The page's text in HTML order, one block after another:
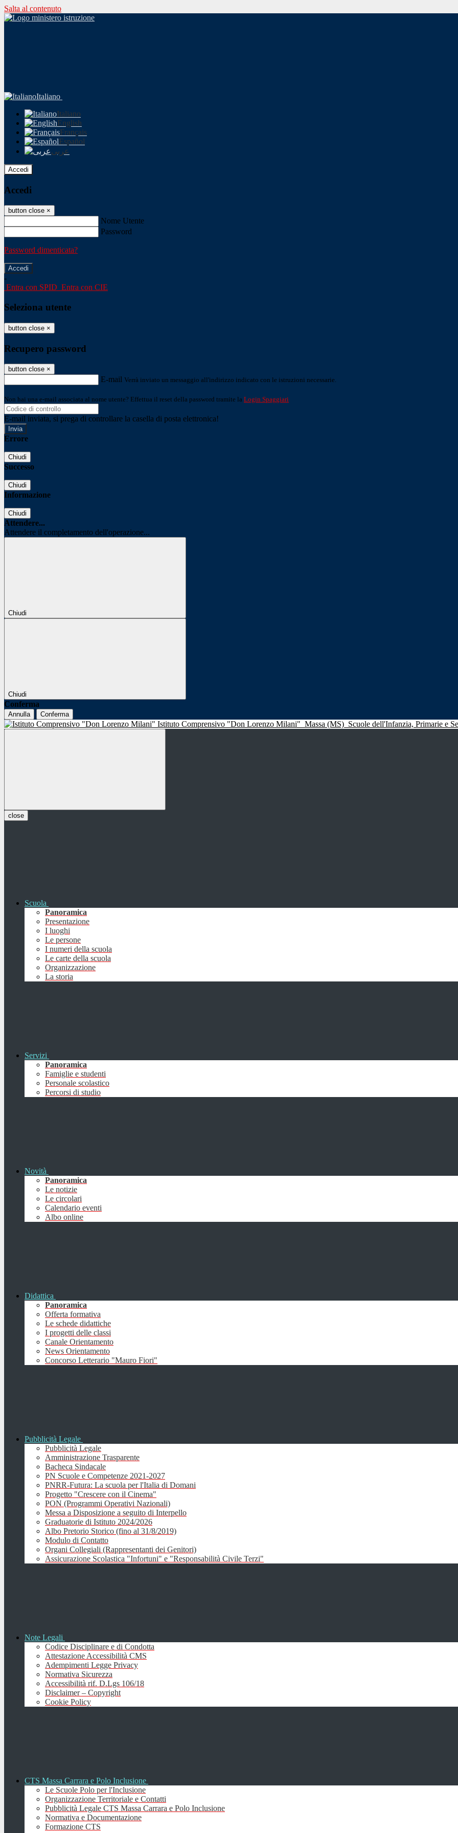
Salta al contenuto
Italiano
Italiano
English
Français
Español
عربى
Accedi
Accedi
button close ×
Nome Utente
Password
Password dimenticata?
-
Entra con SPID Entra con CIE
Seleziona utente
button close ×
Recupero password
button close ×
E-mail Verrà inviato un messaggio all'indirizzo indicato con le istruzioni necessarie.
Non hai una e-mail associata al nome utente? Effettua il reset della password tramite la Login Spaggiari
E-mail inviata, si prega di controllare la casella di posta elettronica!
Errore
Chiudi
Successo
Chiudi
Informazione
Chiudi
Attendere...
Attendere il completamento dell'operazione...
Chiudi
Chiudi
Conferma
Annulla Conferma
Istituto Comprensivo "Don Lorenzo Milani" Massa (MS) Scuole dell'Infanzia, Primarie e
close
Scuola
Panoramica
Presentazione
I luoghi
Le persone
I numeri della scuola
Le carte della scuola
Organizzazione
La storia
Servizi
Panoramica
Famiglie e studenti
Personale scolastico
Percorsi di studio
Novità
Panoramica
Le notizie
Le circolari
Calendario eventi
Albo online
Didattica
Panoramica
Offerta formativa
Le schede didattiche
I progetti delle classi
Canale Orientamento
News Orientamento
Concorso Letterario "Mauro Fiori"
Pubblicità Legale
Pubblicità Legale
Amministrazione Trasparente
Bacheca Sindacale
PN Scuole e Competenze 2021-2027
PNRR-Futura: La scuola per l'Italia di Domani
Progetto "Crescere con il Cinema"
PON (Programmi Operativi Nazionali)
Messa a Disposizione a seguito di Interpello
Graduatorie di Istituto 2024/2026
Albo Pretorio Storico (fino al 31/8/2019)
Modulo di Contatto
Organi Collegiali (Rappresentanti dei Genitori)
Assicurazione Scolastica "Infortuni" e "Responsabilità Civile Terzi"
Note Legali
Codice Disciplinare e di Condotta
Attestazione Accessibilità CMS
Adempimenti Legge Privacy
Normativa Sicurezza
Accessibilità rif. D.Lgs 106/18
Disclaimer – Copyright
Cookie Policy
CTS Massa Carrara e Polo Inclusione
Le Scuole Polo per l'Inclusione
Organizzazione Territoriale e Contatti
Pubblicità Legale CTS Massa Carrara e Polo Inclusione
Normativa e Documentazione
Formazione CTS